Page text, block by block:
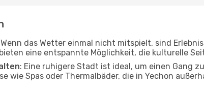
Wenn das Wetter einmal nicht mitspielt, sind
eine entspannte Möglichkeit, die kulturelle
: Eine ruhigere Stadt ist ideal, um einen Gang
wie Spas oder Thermalbäder, die in Yechon